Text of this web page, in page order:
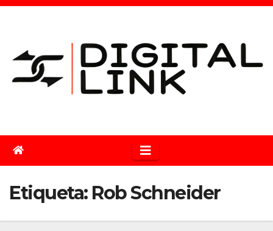
Saltar
Etiqueta: Rob Schneider